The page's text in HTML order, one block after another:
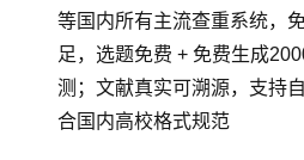
等国内所有主流查重系统，
足，选题免费 + 免费生成
测；文献真实可溯源，支持
合国内高校格式规范